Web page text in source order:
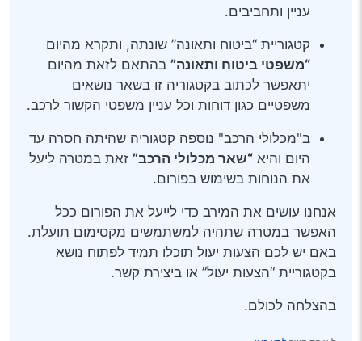
עניין ותחביבים.
קטגוריית “ביטוח ותאונה” שונתה, ותקרא מהיום
“משפטי ביטוח ותאונה” בהתאם לזאת מהיום
יתאפשר לכתוב בקטגוריה זו בשאר נושאים
משפטיים כגון דוחות וכל עניין משפטי הקשור לרכב.
ב"מכלולי הרכב" נוספה קטגוריה שהיתה חסרה עד
היום והיא “שאר מכלולי הרכב” זאת במטרה ליעל
את הנוחות בשימוש בפורום.
אנחנו עושים את המירב כדי לייעל את הפורום ככל
האפשר במטרה שתהיה למשתמשים מקסימום תועלת.
באם יש לכם הצעות יעול תוכלו תמיד לפתוח נושא
בקטגוריית “הצעות יעול” או ביצירת קשר.
בהצלחה לכולם.